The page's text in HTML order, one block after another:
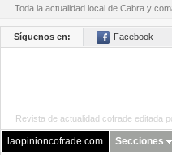
Toda la actualidad local de Cabra y
Síguenos en: Facebook
Revista de actualidad cofrade editada
laopinioncofrade.com Secciones